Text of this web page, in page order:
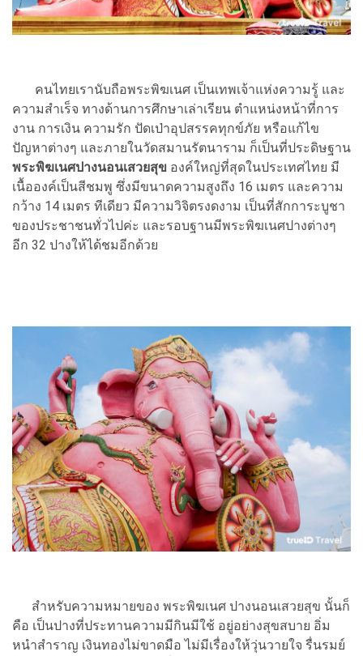
คนไทยเรานับถือพระพิฆเนศ เป็นเทพเจ้าแห่งความรู้ และ
ความสำเร็จ ทางด้านการศึกษาเล่าเรียน ตำแหน่งหน้าที่การ
งาน การเงิน ความรัก ปัดเป่าอุปสรรคทุกข์ภัย หรือแก้ไข
ปัญหาต่างๆ และภายในวัดสมานรัตนาราม ก็เป็นที่ประดิษฐาน
พระพิฆเนศปางนอนเสวยสุข องค์ใหญ่ที่สุดในประเทศไทย มี
เนื้อองค์เป็นสีชมพู ซึ่งมีขนาดความสูงถึง 16 เมตร และความ
กว้าง 14 เมตร ทีเดียว มีความวิจิตรงดงาม เป็นที่สักการะบูชา
ของประชาชนทั่วไปค่ะ และรอบฐานมีพระพิฆเนศปางต่างๆ
อีก 32 ปางให้ได้ชมอีกด้วย
สำหรับความหมายของ พระพิฆเนศ ปางนอนเสวยสุข นั้นก็
คือ เป็นปางที่ประทานความมีกินมีใช้ อยู่อย่างสุขสบาย อิ่ม
หนำสำราญ เงินทองไม่ขาดมือ ไม่มีเรื่องให้วุ่นวายใจ รื่นรมย์